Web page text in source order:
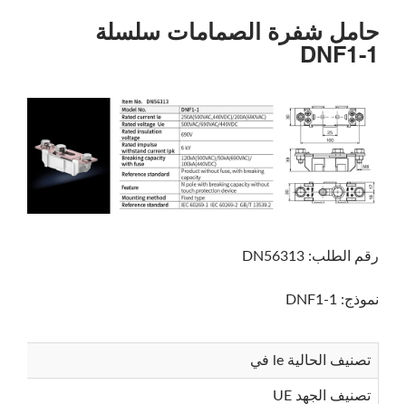
حامل شفرة الصمامات سلسلة
DNF1-1
رقم الطلب: DN56313
نموذج: DNF1-1
تصنيف الحالية le في
تصنيف الجهد UE